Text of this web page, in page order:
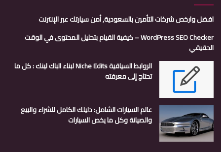
افضل وارخص شركات التأمين بالسعودية, أمن سيارتك عبر الإنترنت
WordPress SEO Checker – كيفية القيام بتحليل المحتوى في الوقت
الحقيقي
الروابط السياقية Niche Edits لبناء الباك لينك : كل ما
تحتاج إلى معرفته
عالم السيارات الشامل: دليلك الكامل للشراء والبيع
والصيانة وكل ما يخص السيارات